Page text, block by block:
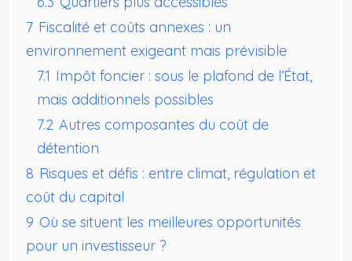
7 Fiscalité et coûts annexes : un
environnement exigeant mais prévisible
7.1 Impôt foncier : sous le plafond de l’État,
mais additionnels possibles
7.2 Autres composantes du coût de
détention
8 Risques et défis : entre climat, régulation et
coût du capital
9 Où se situent les meilleures opportunités
pour un investisseur ?